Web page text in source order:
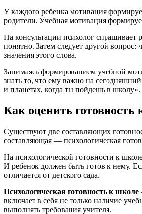
У каждого ребенка мотивация
родители. Учебная мотивация
На консультации психолог спрашивает
понятно. Затем следует другой вопрос:
значения этого слова.
Занимаясь формированием учебной
знать то, что ему важно на
и планетах, когда ты пойдешь в школу».
Как оценить готовность
Существуют две составляющих
составляющая — психологическая
На психологической готовности к
И ребенок должен быть готов к нему.
отличается от детского сада.
Психологическая готовность к школе
включает в себя не только наличие
выполнять требования учителя.